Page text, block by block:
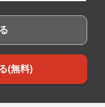
(無料)